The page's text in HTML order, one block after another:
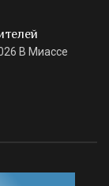
В Миассе